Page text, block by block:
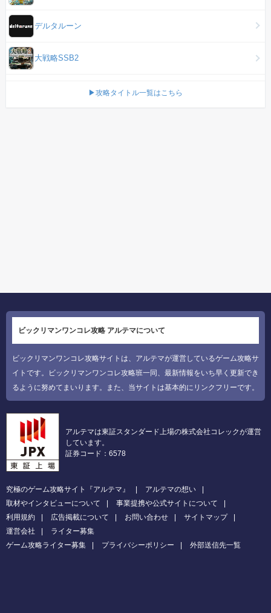
デルタルーン
大戦略SSB2
▶攻略タイトル一覧はこちら
ビックリマンワンコレ攻略 アルテマについて
ビックリマンワンコレ攻略サイトは、アルテマが運営しているゲーム攻略サ
イトです。ビックリマンワンコレ攻略班一同、最新情報をいち早く更新でき
るように努めてまいります。また、当サイトは基本的にリンクフリーです。
アルテマは東証スタンダード上場の株式会社コレックが運営
しています。
証券コード：6578
究極のゲーム攻略サイト『アルテマ』
アルテマの想い
取材やインタビューについて
事業提携や公式サイトについて
利用規約
広告掲載について お問い合わせ
サイトマップ
運営会社
ライター募集
ゲーム攻略ライター募集
プライバシーポリシー 外部送信先一覧